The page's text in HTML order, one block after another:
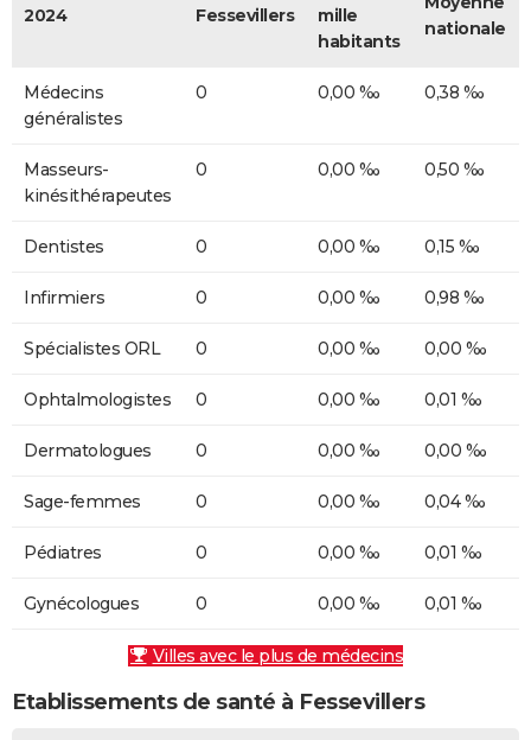
2024 Fessevillers
mille
habitants
nationale
Médecins
généralistes
0 0,00 ‰ 0,38 ‰
Masseurs-
kinésithérapeutes
0 0,00 ‰ 0,50 ‰
Dentistes 0 0,00 ‰ 0,15 ‰
Infirmiers 0 0,00 ‰ 0,98 ‰
Spécialistes ORL 0 0,00 ‰ 0,00 ‰
Ophtalmologistes 0 0,00 ‰ 0,01 ‰
Dermatologues 0 0,00 ‰ 0,00 ‰
Sage-femmes 0 0,00 ‰ 0,04 ‰
Pédiatres 0 0,00 ‰ 0,01 ‰
Gynécologues 0 0,00 ‰ 0,01 ‰
Villes avec le plus de médecins
Etablissements de santé à Fessevillers